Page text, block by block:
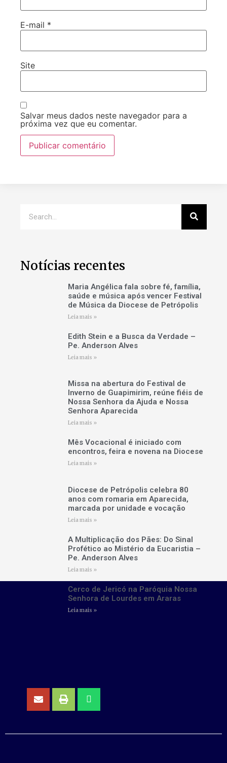
E-mail *
Site
Salvar meus dados neste navegador para a
próxima vez que eu comentar.
Notícias recentes
Maria Angélica fala sobre fé, família,
saúde e música após vencer Festival
de Música da Diocese de Petrópolis
Leia mais »
Edith Stein e a Busca da Verdade –
Pe. Anderson Alves
Leia mais »
Missa na abertura do Festival de
Inverno de Guapimirim, reúne fiéis de
Nossa Senhora da Ajuda e Nossa
Senhora Aparecida
Leia mais »
Mês Vocacional é iniciado com
encontros, feira e novena na Diocese
Leia mais »
Diocese de Petrópolis celebra 80
anos com romaria em Aparecida,
marcada por unidade e vocação
Leia mais »
A Multiplicação dos Pães: Do Sinal
Profético ao Mistério da Eucaristia –
Pe. Anderson Alves
Leia mais »
Cerco de Jericó na Paróquia Nossa
Senhora de Lourdes em Araras
Leia mais »